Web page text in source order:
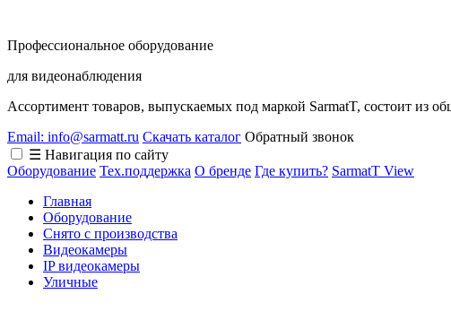
Профессиональное оборудование
для видеонаблюдения
Ассортимент товаров, выпускаемых под маркой SarmatT, состоит из
Email: info@sarmatt.ru Скачать каталог Обратный звонок
☰ Навигация по сайту
Оборудование Тех.поддержка О бренде Где купить? SarmatT View
Главная
Оборудование
Снято с производства
Видеокамеры
IP видеокамеры
Уличные